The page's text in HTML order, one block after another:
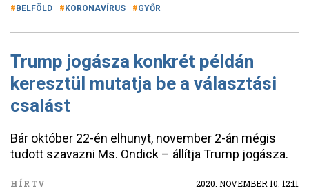
BELFÖLD KORONAVÍRUS GYŐR
Trump jogásza konkrét példán
keresztül mutatja be a választási
csalást
Bár október 22-én elhunyt, november 2-án mégis
tudott szavazni Ms. Ondick – állítja Trump jogásza.
HÍRTV 2020. NOVEMBER 10. 12:11